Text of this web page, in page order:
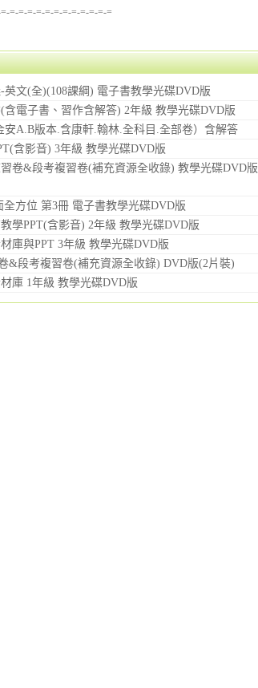
=-=-=-=-=-=-=-=-=-=-=-=
文(全)(108課綱) 電子書教學光碟DVD版
電子書、習作含解答) 2年級 教學光碟DVD版
安A.B版本.含康軒.翰林.全科目.全部卷）含解答
含影音) 3年級 教學光碟DVD版
卷&段考複習卷(補充資源全收錄) 教學光碟DVD版
方位 第3冊 電子書教學光碟DVD版
學PPT(含影音) 2年級 教學光碟DVD版
庫與PPT 3年級 教學光碟DVD版
&段考複習卷(補充資源全收錄) DVD版(2片裝)
庫 1年級 教學光碟DVD版